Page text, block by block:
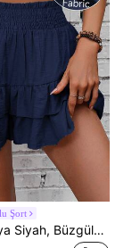
Şort
SHEIN Holidaya Siyah, Büzgülü Bel, Fırfırlı Etek Ucu, 2'si 1 Arada Tatil Şortu Kadınlar İçin